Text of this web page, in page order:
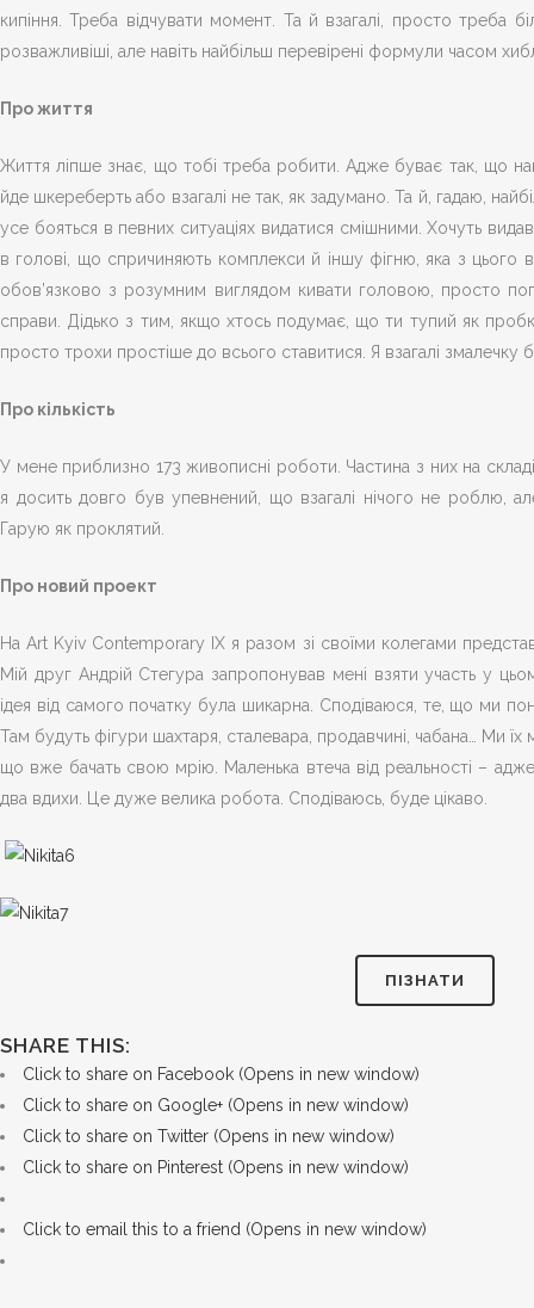
кипіння. Треба відчувати момент. Та й взагалі, просто треба
розважливіші, але навіть найбільш перевірені формули часом
Про життя
Життя ліпше знає, що тобі треба робити. Адже буває так, що
йде шкереберть або взагалі не так, як задумано. Та й, гадаю,
усе бояться в певних ситуаціях видатися смішними. Хочуть
в голові, що спричиняють комплекси й іншу фігню, яка з цього
обов’язково з розумним виглядом кивати головою, просто
справи. Дідько з тим, якщо хтось подумає, що ти тупий як
просто трохи простіше до всього ставитися. Я взагалі змалечку
Про кількість
У мене приблизно 173 живописні роботи. Частина з них на
я досить довго був упевнений, що взагалі нічого не роблю,
Гарую як проклятий.
Про новий проект
На Art Kyiv Contemporary ІХ я разом зі своїми колегами
Мій друг Андрій Стегура запропонував мені взяти участь у
ідея від самого початку була шикарна. Сподіваюся, те, що ми
Там будуть фігури шахтаря, сталевара, продавчині, чабана… Ми
що вже бачать свою мрію. Маленька втеча від реальності –
два вдихи. Це дуже велика робота. Сподіваюсь, буде цікаво.
ПІЗНАТИ
SHARE THIS:
Click to share on Facebook (Opens in new window)
Click to share on Google+ (Opens in new window)
Click to share on Twitter (Opens in new window)
Click to share on Pinterest (Opens in new window)
Click to email this to a friend (Opens in new window)